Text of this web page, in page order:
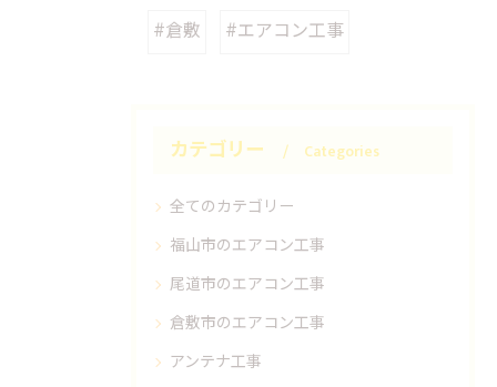
#倉敷 #エアコン工事
カテゴリー Categories
全てのカテゴリー
福山市のエアコン工事
尾道市のエアコン工事
倉敷市のエアコン工事
アンテナ工事